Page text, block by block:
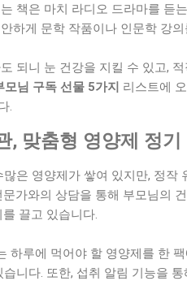
책은 마치 라디오 드라마를 듣
하게 문학 작품이나 인문학 강
되니 눈 건강을 지킬 수 있고,
님 구독 선물 5가지 리스트에
.
, 맞춤형 영양제 정기
은 영양제가 쌓여 있지만, 정
가와의 상담을 통해 부모님의
끌고 있습니다.
하루에 먹어야 할 영양제를 한
니다. 또한, 섭취 알림 기능을